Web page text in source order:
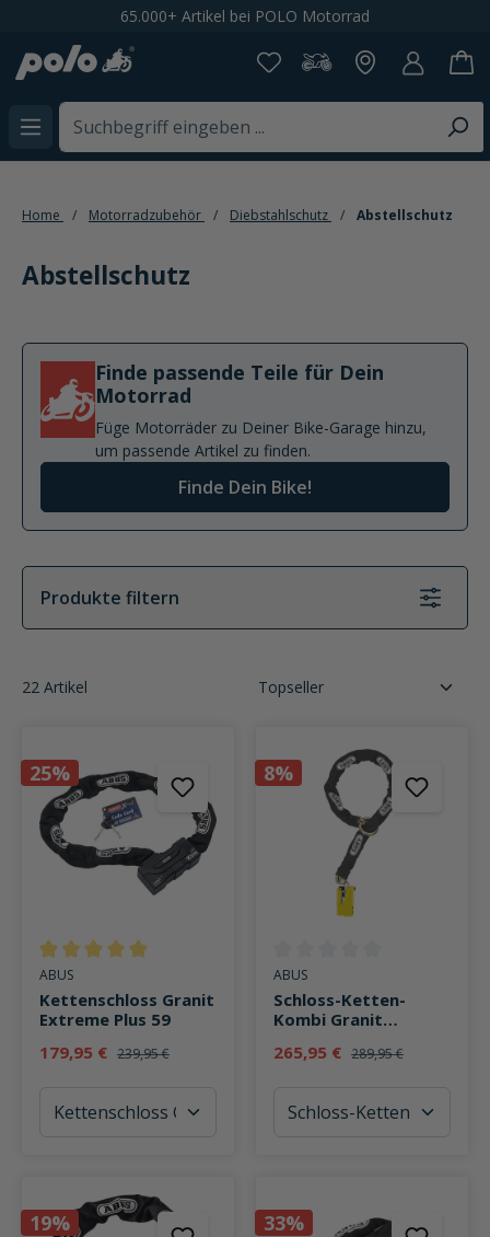
65.000+ Artikel bei POLO Motorrad
Home Motorradzubehör Diebstahlschutz Abstellschutz
Abstellschutz
Finde passende Teile für Dein
Motorrad
Füge Motorräder zu Deiner Bike-Garage hinzu,
um passende Artikel zu finden.
Finde Dein Bike!
Produkte filtern
22 Artikel
25%
Durchschnittliche Bewertung von 5 von 5 Sternen
ABUS
Kettenschloss Granit
Extreme Plus 59
179,95 € 239,95 €
8%
Durchschnittliche Bewertung
ABUS
Schloss-Ketten-
Kombi Granit
2.0 12KS120
265,95 € 289,95 €
19% 33%